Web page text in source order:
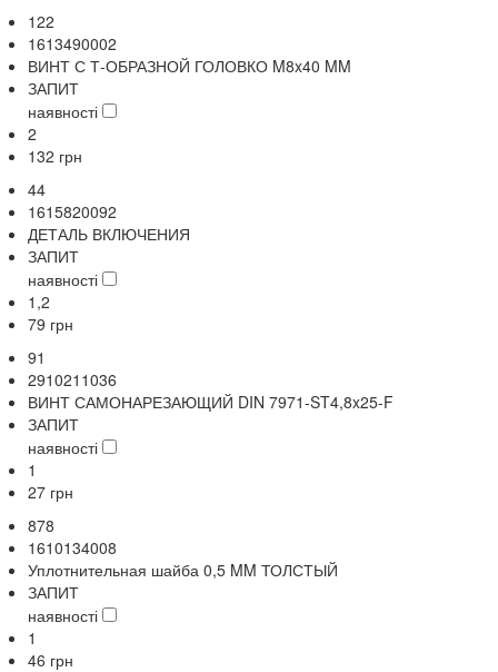
122
1613490002
ВИНТ С Т-ОБРАЗНОЙ ГОЛОВКО M8x40 MM
ЗАПИТ
наявності
2
132 грн
44
1615820092
ДЕТАЛЬ ВКЛЮЧЕНИЯ
ЗАПИТ
наявності
1,2
79 грн
91
2910211036
ВИНТ САМОНАРЕЗАЮЩИЙ DIN 7971-ST4,8x25-F
ЗАПИТ
наявності
1
27 грн
878
1610134008
Уплотнительная шайба 0,5 MM ТОЛСТЫЙ
ЗАПИТ
наявності
1
46 грн